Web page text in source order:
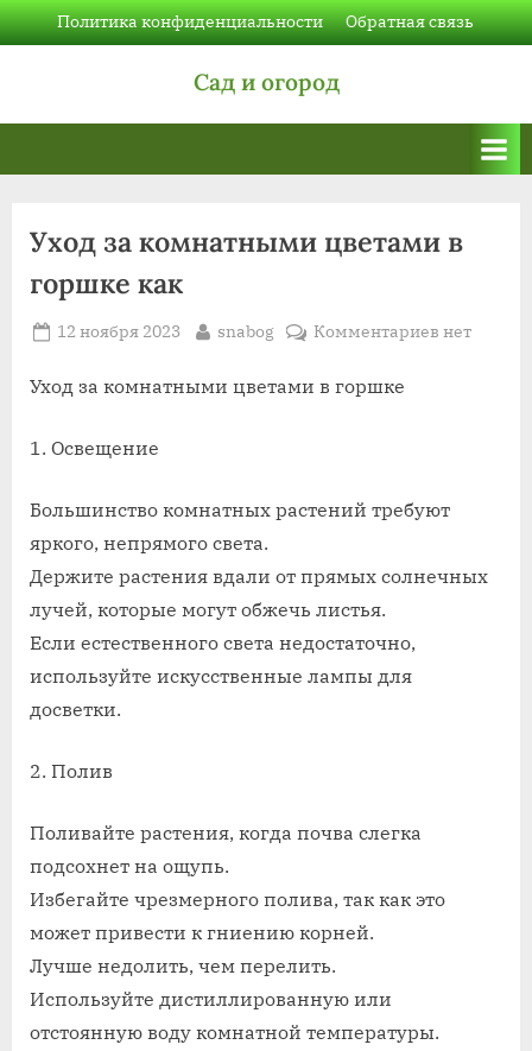
Skip
to
Политика конфиденциальности Обратная связь
Сад и огород
Уход за комнатными цветами в
горшке как
Posted
12 ноября 2023 By
snabog Комментариевк
горшке
нет
Уход за комнатными цветами в горшке
1. Освещение
Большинство комнатных растений требуют
яркого, непрямого света.
Держите растения вдали от прямых солнечных
лучей, которые могут обжечь листья.
Если естественного света недостаточно,
используйте искусственные лампы для
досветки.
2. Полив
Поливайте растения, когда почва слегка
подсохнет на ощупь.
Избегайте чрезмерного полива, так как это
может привести к гниению корней.
Лучше недолить, чем перелить.
Используйте дистиллированную или
отстоянную воду комнатной температуры.